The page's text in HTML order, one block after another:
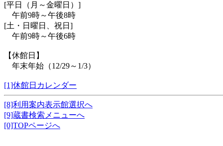
[平日（月～金曜日）]
午前9時～午後8時
[土・日曜日、祝日]
午前9時～午後6時
【休館日】
年末年始（12/29～1/3）
[1]休館日カレンダー
[8]利用案内表示館選択へ
[9]蔵書検索メニューへ
[0]TOPページへ